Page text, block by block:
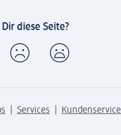
diese Seite?
Services
Kundenservice